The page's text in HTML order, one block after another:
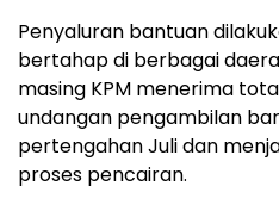
Penyaluran bantuan
bertahap di berbagai
masing KPM menerima
undangan pengambilan
pertengahan Juli dan
proses pencairan.